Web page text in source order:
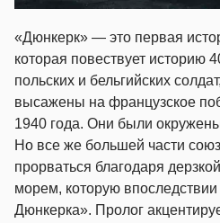
«Дюнкерк» — это первая
которая повествует историю
польских и бельгийских
высажены на французское
1940 года. Они были
Но все же большей части
прорваться благодаря
морем, которую впоследствии
Дюнкерка». Пролог